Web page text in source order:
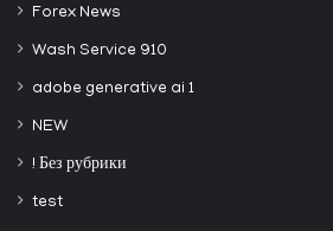
Forex News
Wash Service 910
adobe generative ai 1
NEW
! Без рубрики
test